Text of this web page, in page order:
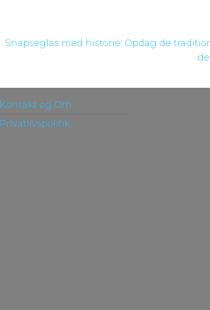
Snapseglas med historie: Opdag de
Kontakt og Om
Privatlivspolitik